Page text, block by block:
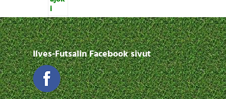
Ilves-Futsalin Facebook sivut